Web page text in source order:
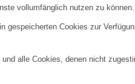
vollumfänglich nutzen zu
Cookies zur
alle Cookies, denen nicht